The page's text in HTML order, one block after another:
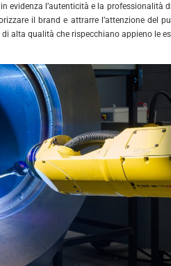
evidenza l’autenticità e la
il brand e attrarre l’attenzione
alta qualità che rispecchiano appieno le